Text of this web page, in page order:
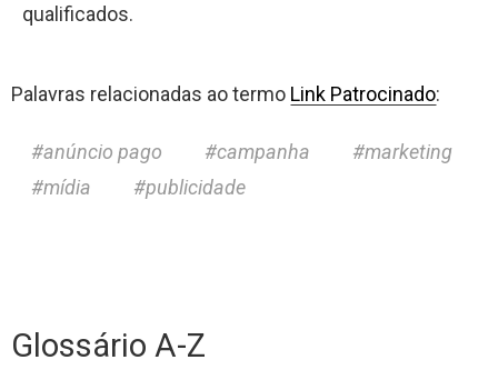
qualificados.
Palavras relacionadas ao termo Link Patrocinado:
anúncio pago campanha
marketing
mídia
publicidade
Glossário A-Z